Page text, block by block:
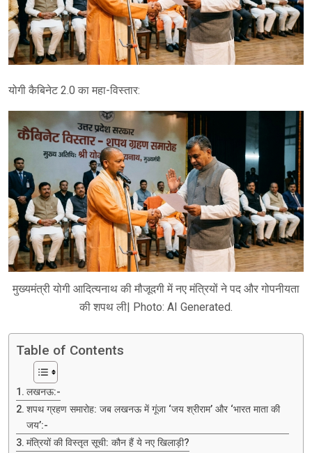
योगी कैबिनेट 2.0 का महा-विस्तार:
मुख्यमंत्री योगी आदित्यनाथ की मौजूदगी में नए मंत्रियों ने पद और गोपनीयता
की शपथ ली| Photo: AI Generated.
Table of Contents
लखनऊ:-
शपथ ग्रहण समारोह: जब लखनऊ में गूंजा ‘जय श्रीराम’ और ‘भारत माता की
जय’:-
मंत्रियों की विस्तृत सूची: कौन हैं ये नए खिलाड़ी?